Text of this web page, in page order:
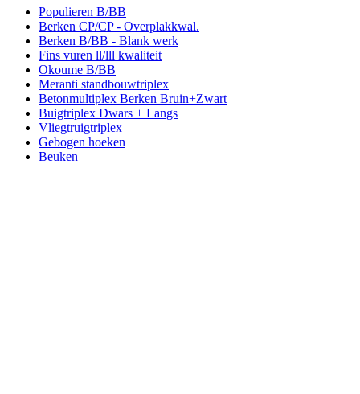
Populieren B/BB
Berken CP/CP - Overplakkwal.
Berken B/BB - Blank werk
Fins vuren ll/lll kwaliteit
Okoume B/BB
Meranti standbouwtriplex
Betonmultiplex Berken Bruin+Zwart
Buigtriplex Dwars + Langs
Vliegtruigtriplex
Gebogen hoeken
Beuken